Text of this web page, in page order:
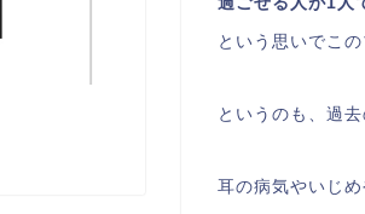
という思いでこ
というのも、過去
耳の病気やいじ